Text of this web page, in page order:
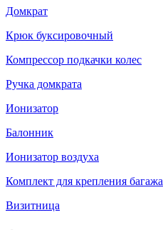
Домкрат
Крюк буксировочный
Компрессор подкачки колес
Ручка домкрата
Ионизатор
Балонник
Ионизатор воздуха
Комплект для крепления багажа
Визитница